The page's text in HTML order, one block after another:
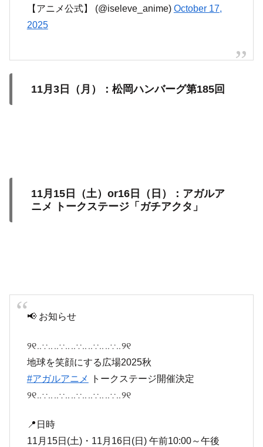
【アニメ公式】 (@iseleve_anime) October 17,
2025
11月3日（月）：松岡ハンバーグ第185回
11月15日（土）or16日（日）：アガルア
ニメ トークステージ「ガチアクタ」
📢 お知らせ
୨୧‥∵‥‥∵‥‥∵‥‥∵‥‥∵‥୨୧
地球を笑顔にする広場2025秋
#アガルアニメ
トークステージ開催決定
୨୧‥∵‥‥∵‥‥∵‥‥∵‥‥∵‥୨୧
📍日時
11月15日(土)・11月16日(日) 午前10:00～午後